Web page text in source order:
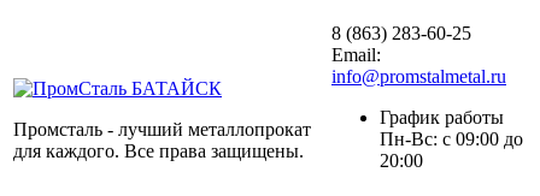
Промсталь - лучший металлопрокат
для каждого. Все права защищены.
8 (863) 283-60-25
Email:
info@promstalmetal.ru
График работы
Пн-Вс: с 09:00 до
20:00